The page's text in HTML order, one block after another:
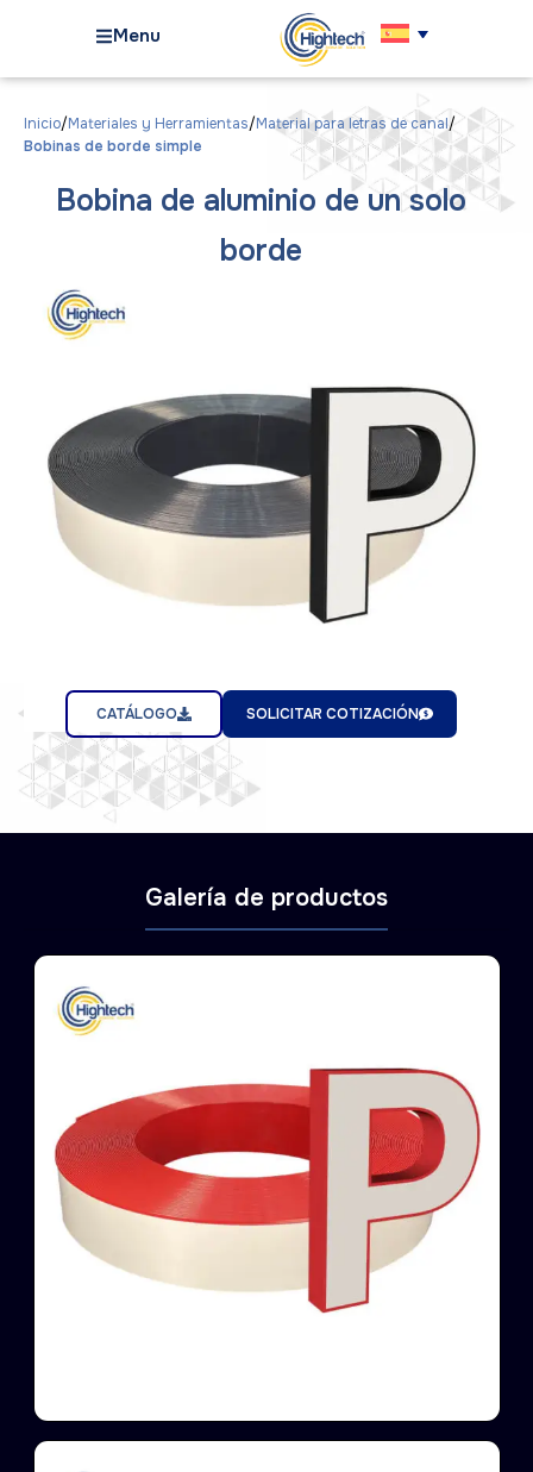
Menu
Inicio Materiales y Herramientas Material para letras de canal
Bobinas de borde simple
Bobina de aluminio de un solo
borde
CATÁLOGO SOLICITAR COTIZACIÓN
Galería de productos